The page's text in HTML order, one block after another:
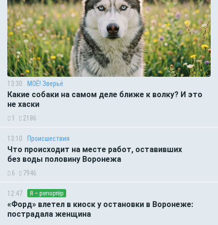
13:30 МОЁ! Зверьё
Какие собаки на самом деле ближе к волку? И это
не хаски
1 2186
13:10 Происшествия
Что происходит на месте работ, оставивших
без воды половину Воронежа
6 7946
12:47 Я – репортёр
«Форд» влетел в киоск у остановки в Воронеже:
пострадала женщина